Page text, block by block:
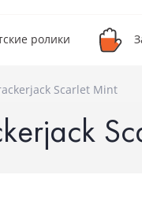
ролики
Scarlet Mint